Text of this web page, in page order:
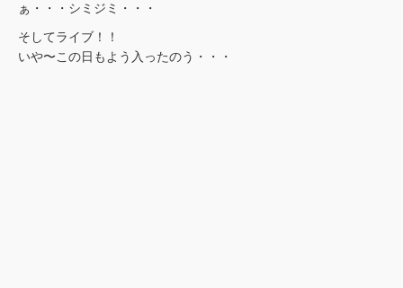
ぁ・・・シミジミ・・・
そしてライブ！！
いや〜この日もよう入ったのう・・・